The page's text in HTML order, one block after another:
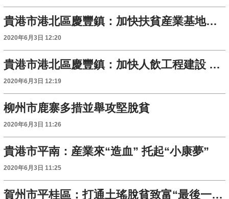
貴港市港北區慶豐鎮：加快扶貧産業基地建設
2020年6月3日 12:20
貴港市港北區慶豐鎮：加快人飲工程建設 讓群眾喝上放心水
2020年6月3日 12:19
柳州市鹿寨多措並舉攻堅脫貧
2020年6月3日 11:26
貴港市平南：産業來“造血” 托起“小康夢”
2020年6月3日 11:25
賀州市平桂區：打通土瑤脫貧致富“最後一公里”